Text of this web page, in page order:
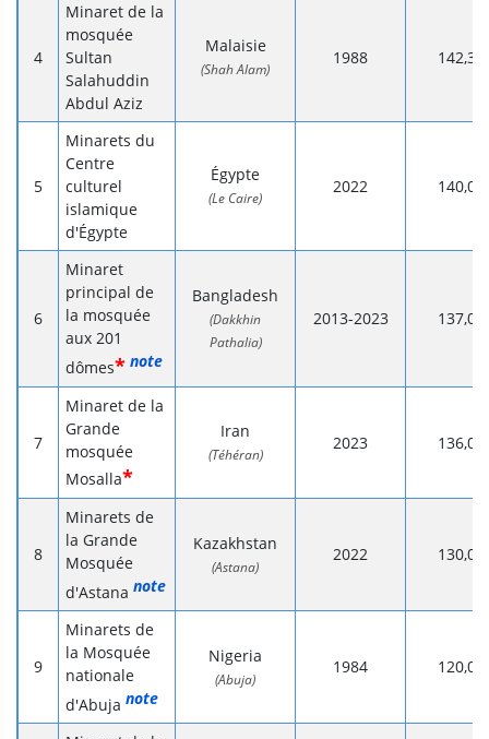
Minaret de la
mosquée
Sultan
Salahuddin
Abdul Aziz
Malaisie
(Shah Alam)
1988 142,3
Minarets du
Centre
culturel
islamique
d'Égypte
Égypte
(Le Caire)
2022 140,0
Minaret
principal de
la mosquée
aux 201
dômes* note
Bangladesh
(Dakkhin
Pathalia)
2013-2023 137,0
Minaret de la
Grande
mosquée
Mosalla*
Iran
(Téhéran)
2023 136,0
Minarets de
la Grande
Mosquée
d'Astana note
Kazakhstan
(Astana)
2022 130,0
Minarets de
la Mosquée
nationale
d'Abuja note
Nigeria
(Abuja)
1984 120,0